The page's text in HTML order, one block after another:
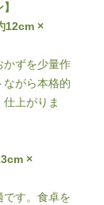
12cm ×
かずを少量作
ながら本格的
上がりま
×
です。食卓を